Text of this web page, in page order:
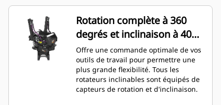
Rotation complète à 360
degrés et inclinaison à 40
degrés
Offre une commande optimale de vos
outils de travail pour permettre une
plus grande flexibilité. Tous les
rotateurs inclinables sont équipés de
capteurs de rotation et d'inclinaison.